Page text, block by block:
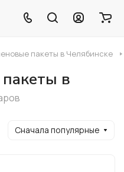
пакеты в Челябинске
в
Сначала популярные